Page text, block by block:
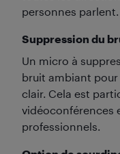
personnes parlent.
Suppression du
Un micro à
bruit ambiant
clair. Cela est
vidéoconférences
professionnels.